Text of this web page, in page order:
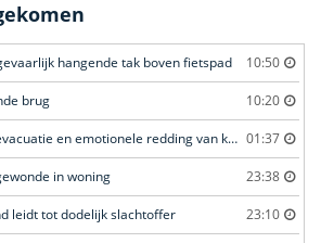
hangende tak boven fietspad 10:50
brug 10:20
Woningbrand leidt tot evacuatie en emotionele redding van kat 01:37
in woning 23:38
leidt tot dodelijk slachtoffer 23:10